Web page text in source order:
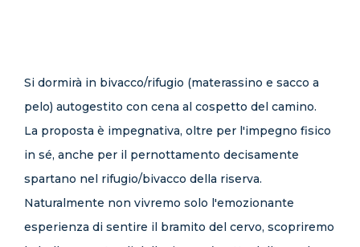
Si dormirà in bivacco/rifugio (materassino e sacco a
pelo) autogestito con cena al cospetto del camino.
La proposta è impegnativa, oltre per l'impegno fisico
in sé, anche per il pernottamento decisamente
spartano nel rifugio/bivacco della riserva.
Naturalmente non vivremo solo l'emozionante
esperienza di sentire il bramito del cervo, scopriremo